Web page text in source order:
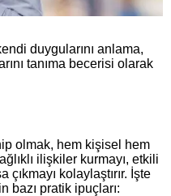
duygularını anlama,
tanıma becerisi olarak
olmak, hem kişisel hem
ilişkiler kurmayı, etkili
kolaylaştırır. İşte
bazı pratik ipuçları: